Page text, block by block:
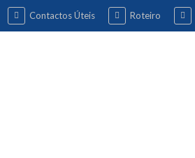
Contactos Úteis Roteiro